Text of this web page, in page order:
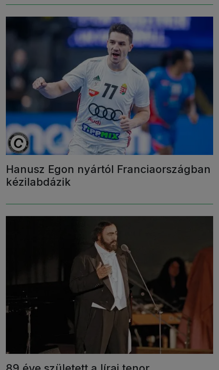
Hanusz Egon nyártól Franciaországban
kézilabdázik